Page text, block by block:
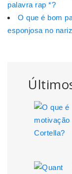
palavra rap *?
O que é bom
esponjosa no